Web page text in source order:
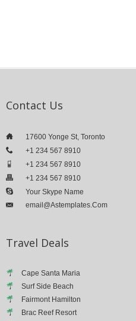
Contact Us
17600 Yonge St, Toronto
+1 234 567 8910
+1 234 567 8910
+1 234 567 8910
Your Skype Name
Email@astemplates.com
Travel Deals
Cape Santa Maria
Surf Side Beach
Fairmont Hamilton
Brac Reef Resort